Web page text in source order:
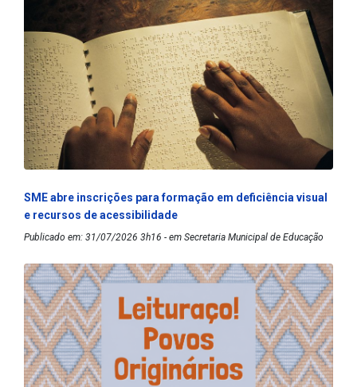
SME abre inscrições para formação em deficiência visual
e recursos de acessibilidade
Publicado em: 31/07/2026 3h16 - em Secretaria Municipal de Educação